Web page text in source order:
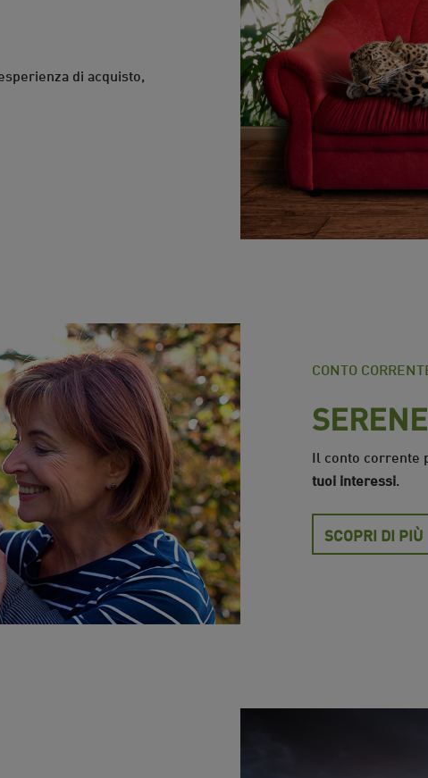
di acquisto,
CONTO
Il conto corrente
tuoi interessi.
SCOPRI DI PIÙ